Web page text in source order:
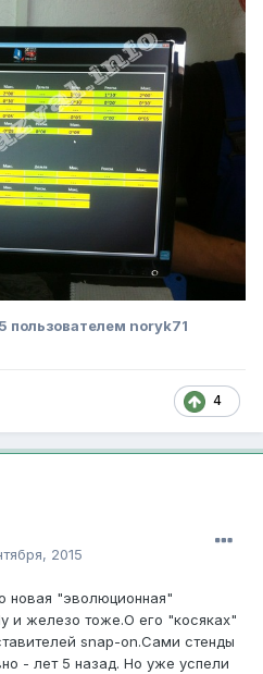
пользователем noryk71
4
2015
новая "эволюционная"
и железо тоже.О его "косяках"
snap-on.Сами стенды
- лет 5 назад. Но уже успели